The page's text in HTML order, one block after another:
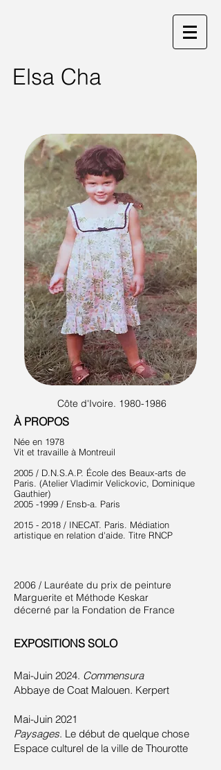
Elsa Cha
Côte d'Ivoire. 1980-1986
À PROPOS
Née en 1978
Vit et travaille à Montreuil
2005 / D.N.S.A.P. École des Beaux-arts de
Paris. (Atelier Vladimir Velickovic, Dominique
Gauthier)
2005 -1999 / Ensb-a. Paris
2015 - 2018 / INECAT. Paris. Médiation
artistique en relation d'aide. Titre RNCP
2006 / Lauréate du prix de peinture
Marguerite et Méthode Keskar
décerné par la Fondation de France
EXPOSITIONS SOLO
Mai-Juin 2024. Commensura
Abbaye de Coat Malouen. Kerpert
Mai-Juin 2021
Paysages. Le début de quelque chose
Espace culturel de la ville de Thourotte